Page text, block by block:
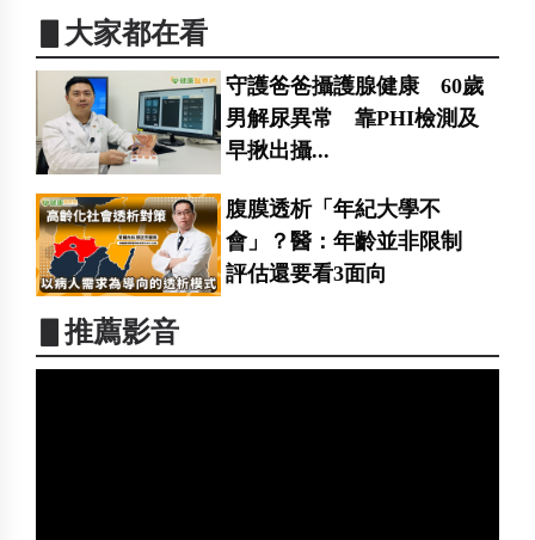
▋大家都在看
守護爸爸攝護腺健康 60歲
男解尿異常 靠PHI檢測及
早揪出攝...
腹膜透析「年紀大學不
會」？醫：年齡並非限制
評估還要看3面向
▋推薦影音